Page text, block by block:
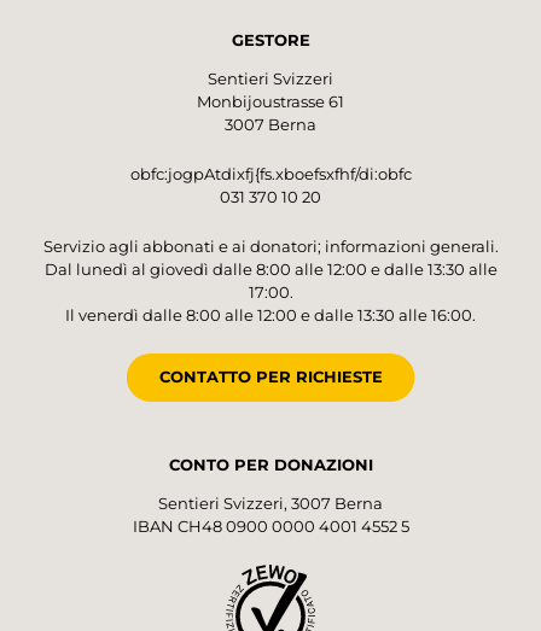
GESTORE
Sentieri Svizzeri
Monbijoustrasse 61
3007 Berna
obfc:jogpAtdixfj{fs.xboefsxfhf/di:obfc
031 370 10 20
Servizio agli abbonati e ai donatori; informazioni generali.
Dal lunedì al giovedì dalle 8:00 alle 12:00 e dalle 13:30 alle
17:00.
Il venerdì dalle 8:00 alle 12:00 e dalle 13:30 alle 16:00.
CONTATTO PER RICHIESTE
CONTO PER DONAZIONI
Sentieri Svizzeri, 3007 Berna
IBAN CH48 0900 0000 4001 4552 5